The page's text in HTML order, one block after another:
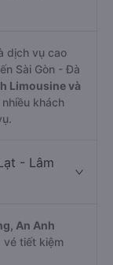
dịch vụ cao
Sài Gòn - Đà
Limousine và
khách
- Lâm
An Anh
vé tiết kiệm